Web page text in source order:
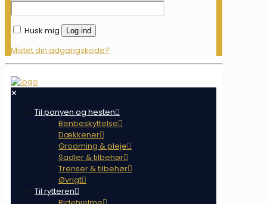
Husk mig Log ind
Mistet din adgangskode?
✕
Til ponyen og hesten
Benbeskyttelse
Dækkener
Grooming & pleje
Sadler & tilbehør
Trenser & tilbehør
Øvrigt
Til rytteren